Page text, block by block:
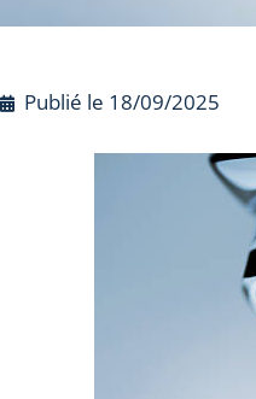
Publié le 18/09/2025